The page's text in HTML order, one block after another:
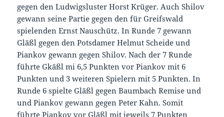
gegen den Ludwigsluster Horst Krüger. Auch Shilov
gewann seine Partie gegen den für Greifswald
spielenden Ernst Nauschütz. In Runde 7 gewann
Gläßl gegen den Potsdamer Helmut Scheide und
Piankov gewann gegen Shilov. Nach der 7 Runde
führte Gkäßl mi 6,5 Punkten vor Piankov mit 6
Punkten und 3 weiteren Spielern mit 5 Punkten. In
Runde 6 spielte Gläßl gegen Baumbach Remise und
und Piankov gewann gegen Peter Kahn. Somit
führte Piankov vor Gläßl mit jeweils 7 Punkten